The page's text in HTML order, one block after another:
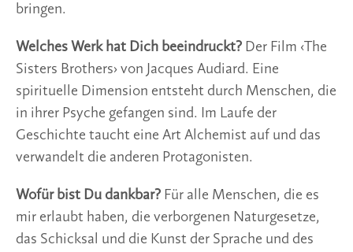
bringen.
Welches Werk hat Dich beeindruckt? Der Film ‹The
Sisters Brothers› von Jacques Audiard. Eine
spirituelle Dimension entsteht durch Menschen, die
in ihrer Psyche gefangen sind. Im Laufe der
Geschichte taucht eine Art Alchemist auf und das
verwandelt die anderen Protagonisten.
Wofür bist Du dankbar? Für alle Menschen, die es
mir erlaubt haben, die verborgenen Naturgesetze,
das Schicksal und die Kunst der Sprache und des